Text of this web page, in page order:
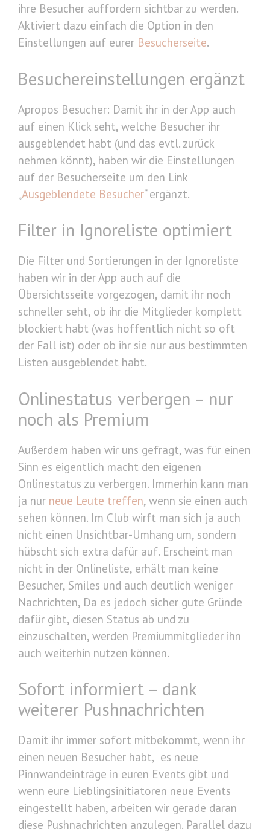
ihre Besucher auffordern sichtbar zu werden.
Aktiviert dazu einfach die Option in den
Einstellungen auf eurer Besucherseite.
Besuchereinstellungen ergänzt
Apropos Besucher: Damit ihr in der App auch
auf einen Klick seht, welche Besucher ihr
ausgeblendet habt (und das evtl. zurück
nehmen könnt), haben wir die Einstellungen
auf der Besucherseite um den Link
Ausgeblendete Besucher“ ergänzt.
Filter in Ignoreliste optimiert
Die Filter und Sortierungen in der Ignoreliste
haben wir in der App auch auf die
Übersichtsseite vorgezogen, damit ihr noch
schneller seht, ob ihr die Mitglieder komplett
blockiert habt (was hoffentlich nicht so oft
der Fall ist) oder ob ihr sie nur aus bestimmten
Listen ausgeblendet habt.
Onlinestatus verbergen – nur
noch als Premium
Außerdem haben wir uns gefragt, was für einen
Sinn es eigentlich macht den eigenen
Onlinestatus zu verbergen. Immerhin kann man
ja nur neue Leute treffen, wenn sie einen auch
sehen können. Im Club wirft man sich ja auch
nicht einen Unsichtbar-Umhang um, sondern
hübscht sich extra dafür auf. Erscheint man
nicht in der Onlineliste, erhält man keine
Besucher, Smiles und auch deutlich weniger
Nachrichten, Da es jedoch sicher gute Gründe
dafür gibt, diesen Status ab und zu
einzuschalten, werden Premiummitglieder ihn
auch weiterhin nutzen können.
Sofort informiert – dank
weiterer Pushnachrichten
Damit ihr immer sofort mitbekommt, wenn ihr
einen neuen Besucher habt, es neue
Pinnwandeinträge in euren Events gibt und
wenn eure Lieblingsinitiatoren neue Events
eingestellt haben, arbeiten wir gerade daran
diese Pushnachrichten anzulegen. Parallel dazu